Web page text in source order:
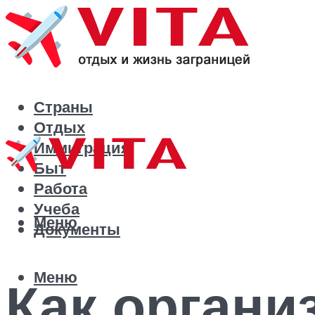
Страны
Отдых
Иммиграция
Быт
Работа
Учеба
Документы
Меню
Меню